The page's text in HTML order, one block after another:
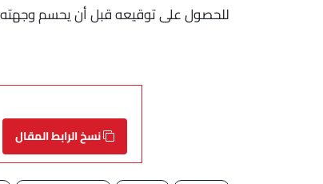
للحصول على توقيعه قبل أن يحسم وجهته
نسخ الرابط المقال